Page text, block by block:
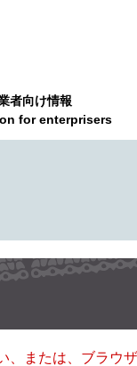
者向け情報
for enterprisers
または、ブラウ